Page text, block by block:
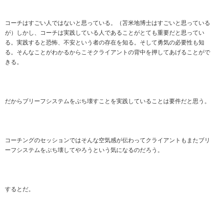
コーチはすごい人ではないと思っている。（苫米地博士はすごいと思っている
が）しかし、コーチは実践している人であることがとても重要だと思ってい
る。実践すると恐怖、不安という者の存在を知る。そして勇気の必要性も知
る。そんなことがわかるからこそクライアントの背中を押してあげることがで
きる。
だからブリーフシステムをぶち壊すことを実践していることは要件だと思う。
コーチングのセッションではそんな空気感が伝わってクライアントもまたブリ
ーフシステムをぶち壊してやろうという気になるのだろう。
するとだ。